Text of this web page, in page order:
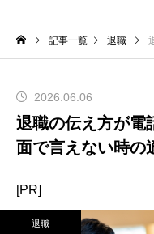
記事一覧 退職
2026.06.06
退職の伝え方が電
面で言えない時の
[PR]
退職